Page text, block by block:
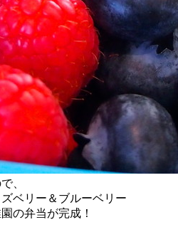
、
ベリー＆ブルーベリー
の弁当が完成！